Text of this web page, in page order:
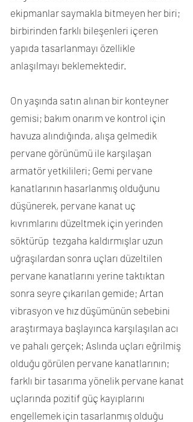
ekipmanlar saymakla bitmeyen her biri;
birbirinden farklı bileşenleri içeren
yapıda tasarlanmayı özellikle
anlaşılmayı beklemektedir.
On yaşında satın alınan bir konteyner
gemisi; bakım onarım ve kontrol için
havuza alındığında, alışa gelmedik
pervane görünümü ile karşılaşan
armatör yetkilileri; Gemi pervane
kanatlarının hasarlanmış olduğunu
düşünerek, pervane kanat uç
kıvrımlarını düzeltmek için yerinden
söktürüp tezgaha kaldırmışlar uzun
uğraşılardan sonra uçları düzeltilen
pervane kanatlarını yerine taktıktan
sonra seyre çıkarılan gemide; Artan
vibrasyon ve hız düşümünün sebebini
araştırmaya başlayınca karşılaşılan acı
ve pahalı gerçek; Aslında uçları eğrilmiş
olduğu görülen pervane kanatlarının;
farklı bir tasarıma yönelik pervane kanat
uçlarında pozitif güç kayıplarını
engellemek için tasarlanmış olduğu